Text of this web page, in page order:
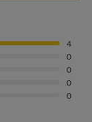
4
0
0
0
0